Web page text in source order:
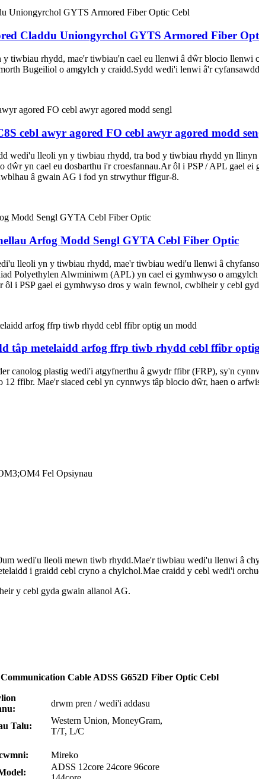
Claddu Uniongyrchol GYTS Armored Fiber
tiwbiau rhydd, mae'r tiwbiau'n cael eu llenwi â dŵr blocio llenwi
Bugeiliol o amgylch y craidd.Sydd wedi'i lenwi â'r
cebl awyr agored FO cebl awyr agored modd
wedi'u lleoli yn y tiwbiau rhydd, tra bod y tiwbiau rhydd yn
dŵr yn cael eu dosbarthu i'r croesfannau.Ar ôl i PSP / APL gael
â gwain AG i fod yn strwythur ffigur-8.
Arfog Modd Sengl GYTA Cebl Fiber Optic
lleoli yn y tiwbiau rhydd, mae'r tiwbiau wedi'u llenwi â
Polyethylen Alwminiwm (APL) yn cael ei gymhwyso o
i PSP gael ei gymhwyso dros y wain fewnol, cwblheir y cebl
tâp metelaidd arfog ffrp tiwb rhydd cebl ffibr
canolog plastig wedi'i atgyfnerthu â gwydr ffibr (FRP), sy'n
ffibr. Mae'r siaced cebl yn cynnwys tâp blocio dŵr, haen o
Fel Opsiynau
wedi'u lleoli mewn tiwb rhydd.Mae'r tiwbiau wedi'u llenwi â
i graidd cebl cryno a chylchol.Mae craidd y cebl wedi'i
y cebl gyda gwain allanol AG.
Cable ADSS G652D Fiber Optic Cebl
drwm pren / wedi'i addasu
Talu:
Western Union, MoneyGram,
T/T, L/C
Mireko
ADSS 12core 24core 96core